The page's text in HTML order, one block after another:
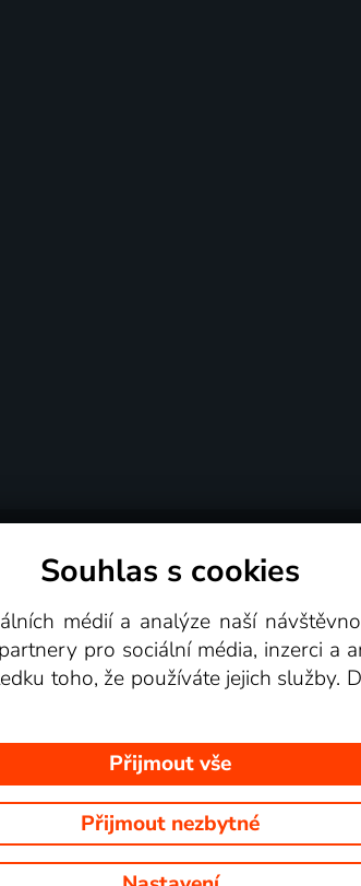
Videotéka
jsou zobrazovány obrázky z pořadů TV stanic,
Souhlas s cookies
médií a analýze naší
pro sociální média, inzerci a
toho, že používáte jejich služby.
Přijmout vše
Přijmout nezbytné